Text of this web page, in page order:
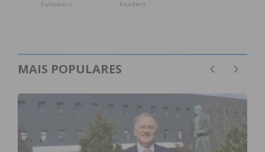
Followers Readers
MAIS POPULARES